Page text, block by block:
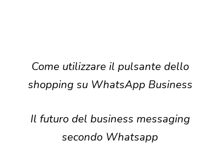
Come utilizzare il pulsante dello
shopping su WhatsApp Business
Il futuro del business messaging
secondo Whatsapp